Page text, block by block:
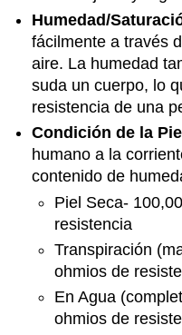
Humedad/
fácilmente a través
aire. La humedad
suda un cuerpo, lo
resistencia de una
Condición de la
humano a la
contenido de
Piel Seca-
resistencia
Transpiración
ohmios de
En Agua
ohmios de